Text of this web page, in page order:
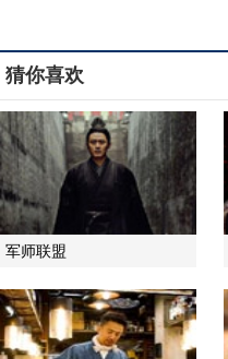
猜你喜欢
军师联盟